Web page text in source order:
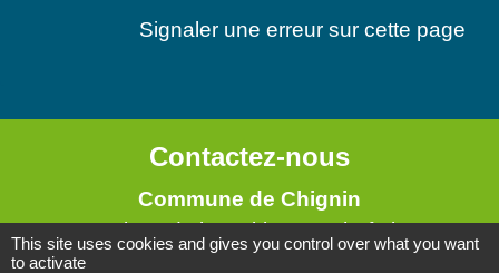
Signaler une erreur sur cette page
Contactez-nous
Commune de Chignin
52 Place de la Mairie - Le Chef Lieu
This site uses cookies and gives you control over what you want
to activate